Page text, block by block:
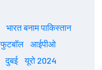
भारत बनाम पाकिस्तान
फुटबॉल
आईपीओ
दुबई
यूरो 2024